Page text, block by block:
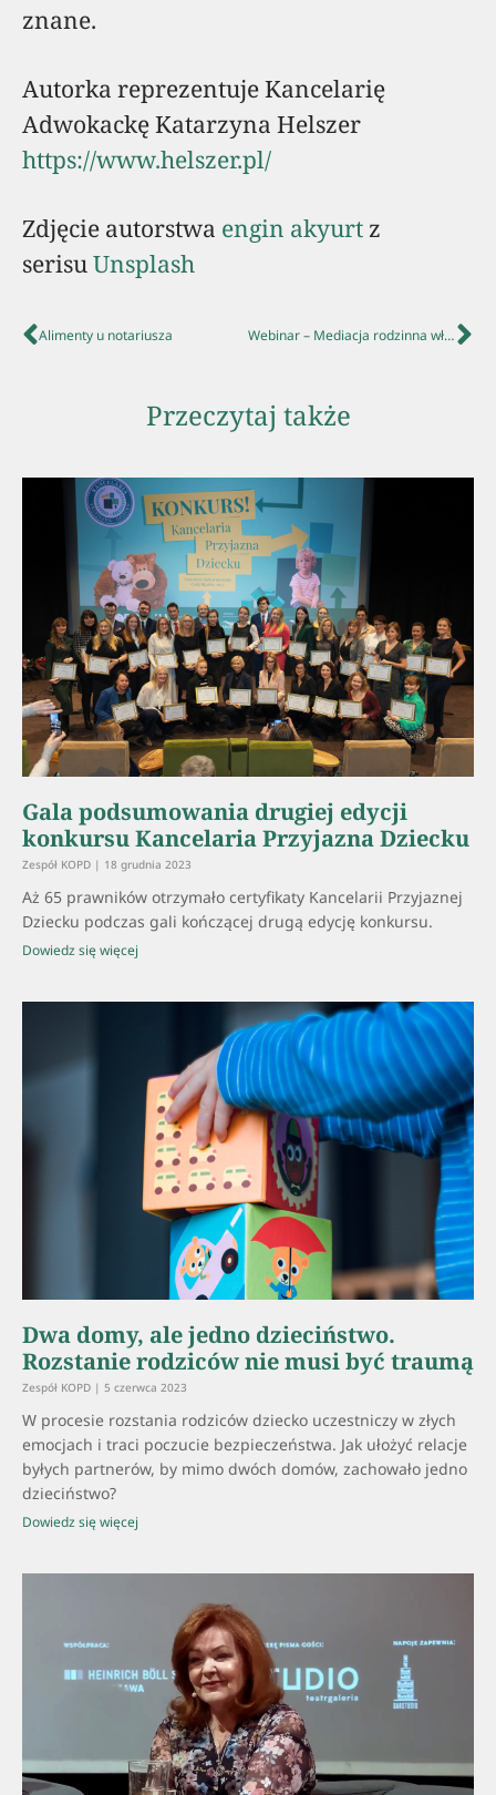
znane.
Autorka reprezentuje Kancelarię
Adwokackę Katarzyna Helszer
https://www.helszer.pl/
Zdjęcie autorstwa engin akyurtz
serisuUnsplash
Alimenty u notariusza Webinar – Mediacja rodzinna włączająca głos dziecka
Przeczytaj także
Gala podsumowania drugiej edycji
konkursu Kancelaria Przyjazna Dziecku
Zespół KOPD 18 grudnia 2023
Aż 65 prawników otrzymało certyfikaty Kancelarii Przyjaznej
Dziecku podczas gali kończącej drugą edycję konkursu.
Dowiedz się więcej
Dwa domy, ale jedno dzieciństwo.
Rozstanie rodziców nie musi być traumą
Zespół KOPD 5 czerwca 2023
W procesie rozstania rodziców dziecko uczestniczy w złych
emocjach i traci poczucie bezpieczeństwa. Jak ułożyć relacje
byłych partnerów, by mimo dwóch domów, zachowało jedno
dzieciństwo?
Dowiedz się więcej